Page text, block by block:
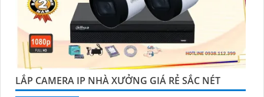
LẮP CAMERA IP NHÀ XƯỞNG GIÁ RẺ SẮC NÉT